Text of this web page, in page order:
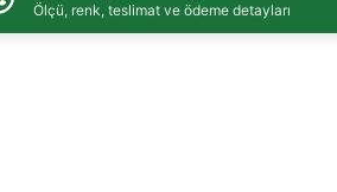
Ölçü, renk, teslimat ve ödeme detayları